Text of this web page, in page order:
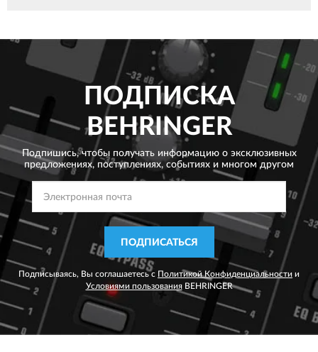
ПОДПИСКА
BEHRINGER
Подпишись, чтобы получать информацию о эксклюзивных
предложениях, поступлениях, событиях и многом другом
ПОДПИСАТЬСЯ
Подписываясь, Вы соглашаетесь с Политикой Конфиденциальности и
Условиями пользованияBEHRINGER